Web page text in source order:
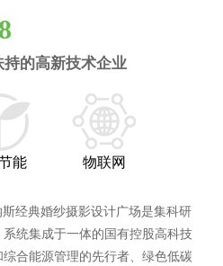
持的高新技术企业
能 物联网
经典婚纱摄影设计广场是集科研
统集成于一体的国有控股高科技
合能源管理的先行者、绿色低碳